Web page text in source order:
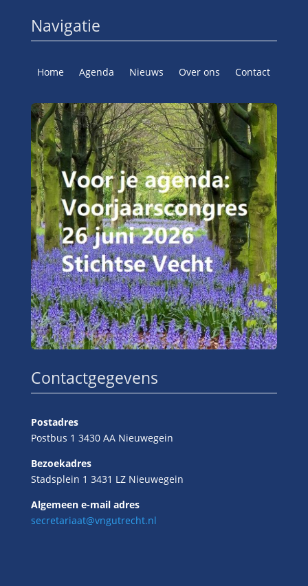
Navigatie
Home Agenda Nieuws Over ons Contact
Contactgegevens
Postadres
Postbus 1 3430 AA Nieuwegein
Bezoekadres
Stadsplein 1 3431 LZ Nieuwegein
Algemeen e-mail adres
secretariaat@vngutrecht.nl